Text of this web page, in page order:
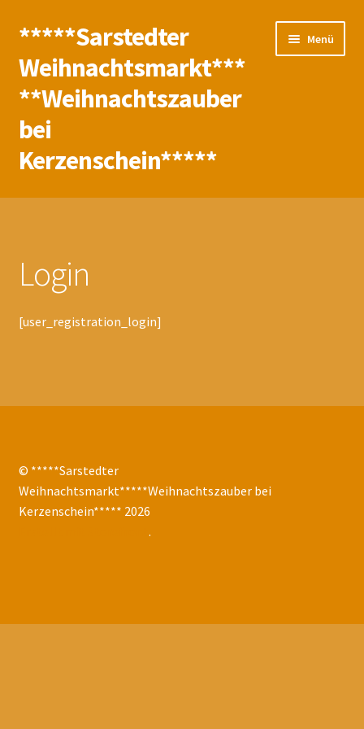
Zur
Navigation
springen
Zum
springen
*****Sarstedter
Weihnachtsmarkt***
**Weihnachtszauber
bei
Kerzenschein*****
Menü
Start
Aktionen
Anmelden
Fotoarchiv
Fotos aus dem Jahr 2000
Fotos aus dem Jahr 2003
Login
[user_registration_login]
© *****Sarstedter
Weihnachtsmarkt*****Weihnachtszauber bei
Kerzenschein***** 2026
.